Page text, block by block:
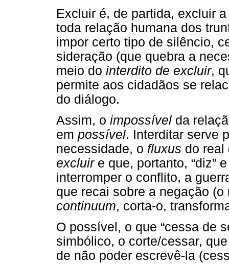
Excluir é, de partida, excluir
toda relação humana dos
impor certo tipo de silêncio,
sideração (que quebra a
meio do interdito de excluir,
permite aos cidadãos se
do diálogo.
Assim, o impossível da
em possível. Interditar serve
necessidade, o fluxus do real
excluire que, portanto, “diz”
interromper o conflito, a
que recai sobre a negação
continuum, corta-o,
O possível, o que “cessa de
simbólico, o corte/cessar,
de não poder escrevê-la